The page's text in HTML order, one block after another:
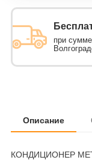
при
Описание
КОНДИЦИОНЕР